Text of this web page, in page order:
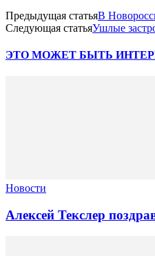
Предыдущая статьяВ
Следующая статьяУшлые
ЭТО МОЖЕТ БЫТЬ
Новости
Алексей Текслер